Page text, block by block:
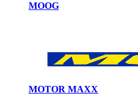
MOOG
MOTOR MAXX